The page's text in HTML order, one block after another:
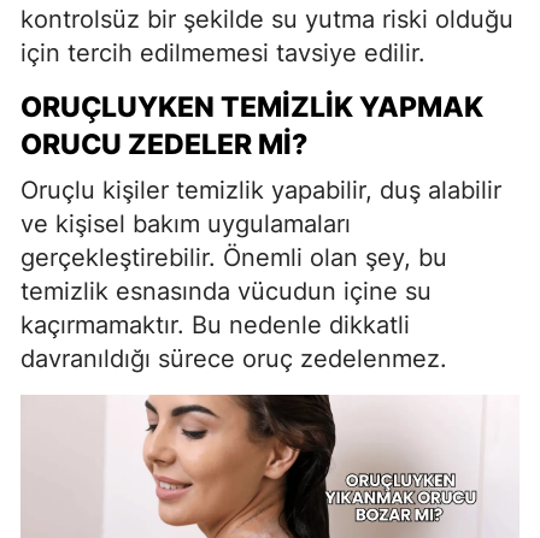
kontrolsüz bir şekilde su yutma riski olduğu
için tercih edilmemesi tavsiye edilir.
ORUÇLUYKEN TEMIZLIK YAPMAK
ORUCU ZEDELER MI?
Oruçlu kişiler temizlik yapabilir, duş alabilir
ve kişisel bakım uygulamaları
gerçekleştirebilir. Önemli olan şey, bu
temizlik esnasında vücudun içine su
kaçırmamaktır. Bu nedenle dikkatli
davranıldığı sürece oruç zedelenmez.